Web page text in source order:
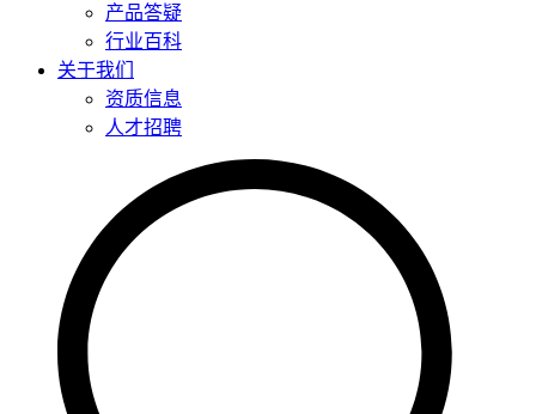
产品答疑
行业百科
关于我们
资质信息
人才招聘